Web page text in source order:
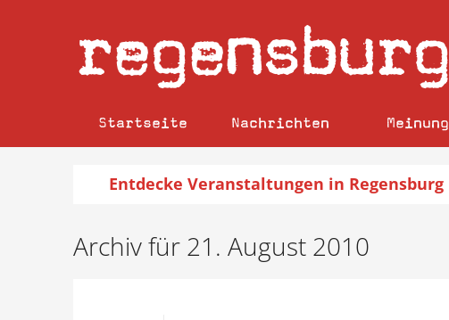
regensburg
Startseite Nachrichten Meinung
Entdecke Veranstaltungen in Regensburg
Archiv für 21. August 2010